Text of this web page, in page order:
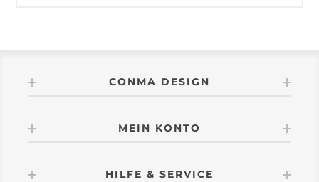
CONMA DESIGN
MEIN KONTO
HILFE & SERVICE